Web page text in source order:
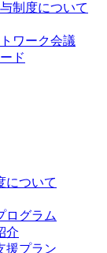
制度について
ワーク会議
ド
について
ログラム
介
援プラン